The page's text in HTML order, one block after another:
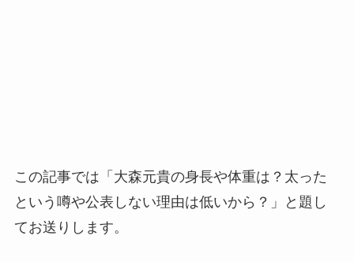
この記事では「大森元貴の身長や体重は？太った
という噂や公表しない理由は低いから？」と題し
てお送りします。